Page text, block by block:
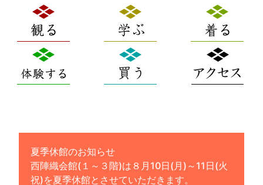
夏季休館のお知らせ
西陣織会館(１～３階)は８月10日(月)～11日(火
祝)を夏季休館とさせていただきます。